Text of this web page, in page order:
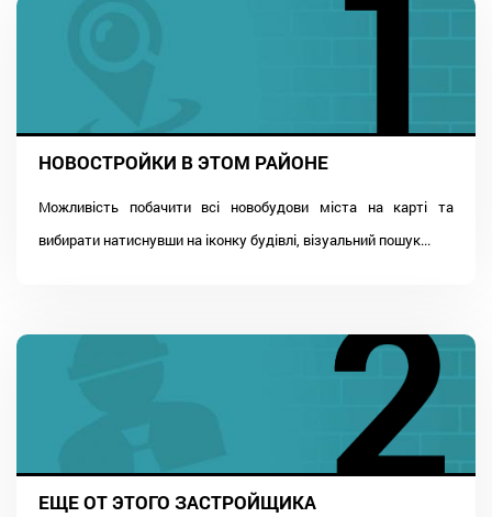
НОВОСТРОЙКИ В ЭТОМ РАЙОНЕ
Можливість побачити всі новобудови міста на карті та
вибирати натиснувши на іконку будівлі, візуальний пошук...
ЕЩЕ ОТ ЭТОГО ЗАСТРОЙЩИКА